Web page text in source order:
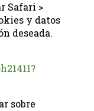
Safari >
y datos
deseada.
sobre